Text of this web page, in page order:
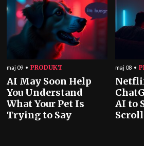
maj 09 PRODUKT
AI May Soon Help
You Understand
What Your Pet Is
Trying to Say
maj 08
AI to